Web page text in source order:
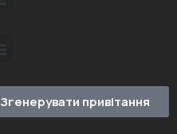
Згенерувати привітання